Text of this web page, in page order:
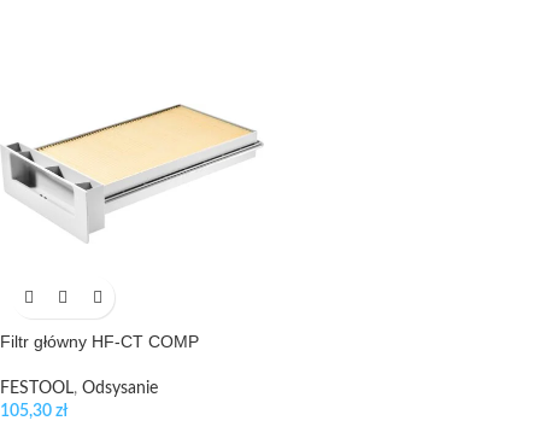
Filtr główny HF-CT COMP
FESTOOL, Odsysanie
105,30 zł